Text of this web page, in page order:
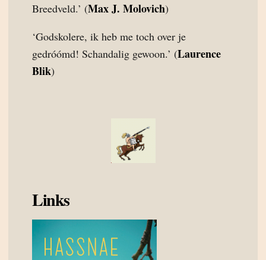
Breedveld.’ (Max J. Molovich)
‘Godskolere, ik heb me toch over je
gedróómd! Schandalig gewoon.’ (Laurence
Blik)
Links